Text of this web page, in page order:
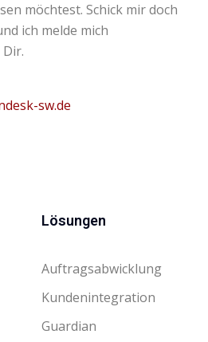
möchtest. Schick mir doch
ich melde mich
sw.de
Lösungen
Auftragsabwicklung
Kundenintegration
Guardian